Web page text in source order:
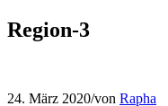
Region-3
24. März 2020/von Rapha